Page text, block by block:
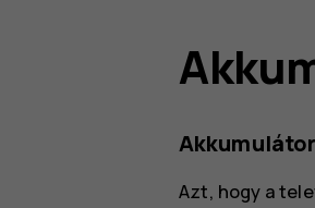
Azt, hogy a